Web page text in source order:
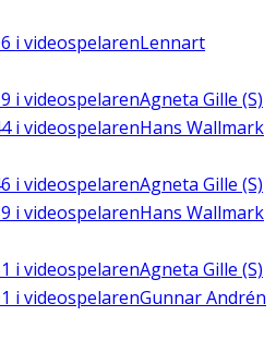
i videospelarenLennart
i videospelarenAgneta Gille (S)
i videospelarenHans Wallmark
i videospelarenAgneta Gille (S)
i videospelarenHans Wallmark
i videospelarenAgneta Gille (S)
i videospelarenGunnar Andrén